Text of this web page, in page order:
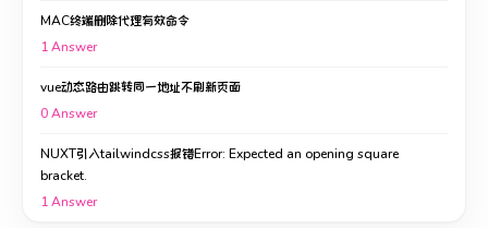
MAC终端删除代理有效命令
1Answer
vue动态路由跳转同一地址不刷新页面
0Answer
NUXT引入tailwindcss报错Error: Expected an opening square
bracket.
1Answer